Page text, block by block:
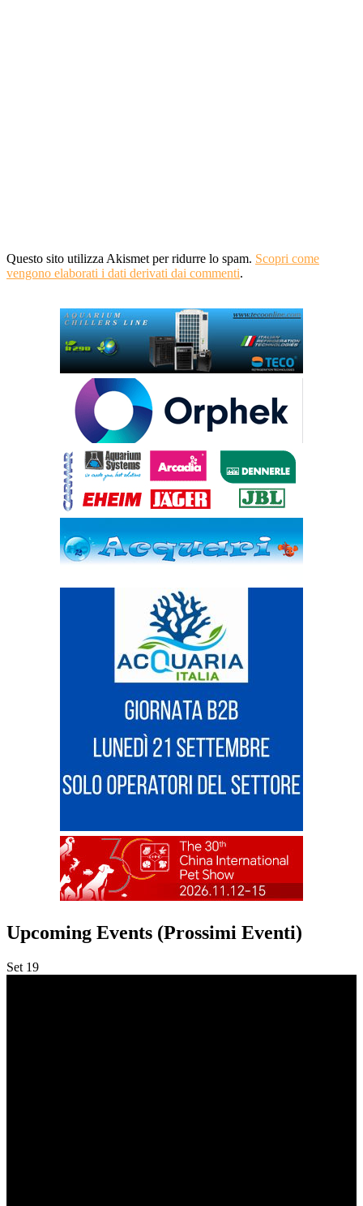
Questo sito utilizza Akismet per ridurre lo spam. Scopri come
vengono elaborati i dati derivati dai commenti.
Upcoming Events (Prossimi Eventi)
Set 19